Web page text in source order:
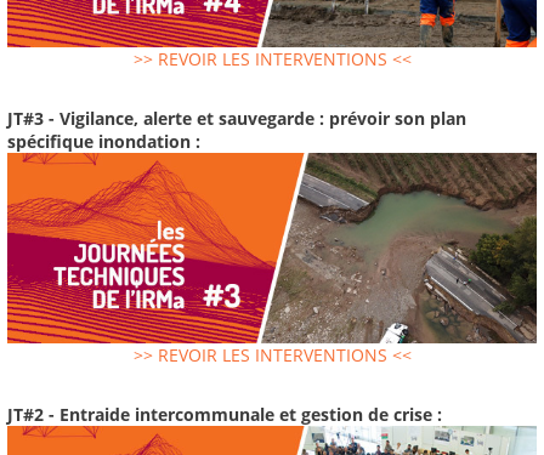
>> REVOIR LES INTERVENTIONS <<
JT#3 - Vigilance, alerte et sauvegarde : prévoir son plan
spécifique inondation :
>> REVOIR LES INTERVENTIONS <<
JT#2 - Entraide intercommunale et gestion de crise :